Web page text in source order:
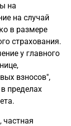
на
на случай
в размере
страхования.
у главного
взносов",
пределах
частная